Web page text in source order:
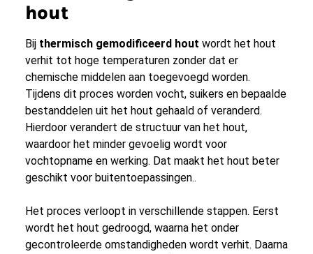
hout
Bij thermisch gemodificeerd hout wordt het hout
verhit tot hoge temperaturen zonder dat er
chemische middelen aan toegevoegd worden.
Tijdens dit proces worden vocht, suikers en bepaalde
bestanddelen uit het hout gehaald of veranderd.
Hierdoor verandert de structuur van het hout,
waardoor het minder gevoelig wordt voor
vochtopname en werking. Dat maakt het hout beter
geschikt voor buitentoepassingen..
Het proces verloopt in verschillende stappen. Eerst
wordt het hout gedroogd, waarna het onder
gecontroleerde omstandigheden wordt verhit. Daarna